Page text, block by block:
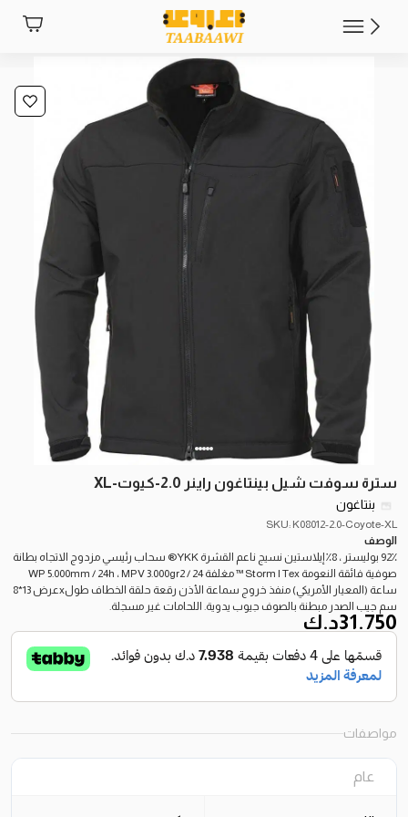
سترة سوفت شيل بينتاغون راينر 2.0-كيوت-XL
بنتاغون
SKU: K08012-2.0-Coyote-XL
الوصف
92٪ بوليستر ، 8٪ إيلاستين نسيج ناعم القشرة YKK® سحاب رئيسي مزدوج الاتجاه بطانة
صوفية فائقة النعومة Storm | Tex ™ مغلفة WP 5.000mm / 24h ، MPV 3.000gr2 / 24
ساعة (المعيار الأمريكي) منفذ خروج سماعة الأذن رقعة حلقة الخطاف طولxعرض 13*8
سم جيب الصدر مبطنة بالصوف جيوب يدوية. اللحامات غير مسجلة.
31.750د.ك
مواصفات
عام